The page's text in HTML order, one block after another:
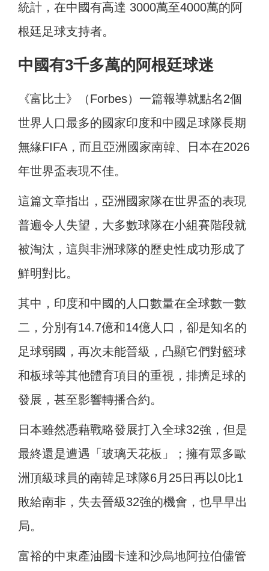
統計，在中國有高達 3000萬至4000萬的阿
根廷足球支持者。
中國有3千多萬的阿根廷球迷
《富比士》（Forbes）一篇報導就點名2個
世界人口最多的國家印度和中國足球隊長期
無緣FIFA，而且亞洲國家南韓、日本在2026
年世界盃表現不佳。
這篇文章指出，亞洲國家隊在世界盃的表現
普遍令人失望，大多數球隊在小組賽階段就
被淘汰，這與非洲球隊的歷史性成功形成了
鮮明對比。
其中，印度和中國的人口數量在全球數一數
二，分別有14.7億和14億人口，卻是知名的
足球弱國，再次未能晉級，凸顯它們對籃球
和板球等其他體育項目的重視，排擠足球的
發展，甚至影響轉播合約。
日本雖然憑藉戰略發展打入全球32強，但是
最終還是遭遇「玻璃天花板」；擁有眾多歐
洲頂級球員的南韓足球隊6月25日再以0比1
敗給南非，失去晉級32強的機會，也早早出
局。
富裕的中東產油國卡達和沙烏地阿拉伯儘管